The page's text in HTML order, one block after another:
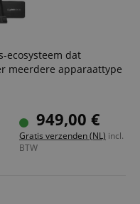
ecosysteem dat
meerdere apparaattype
bedienen met de
shows te
in de moving heads
of plafonds met 3/8-inch
949,00 €
Gratis verzenden (NL) incl.
BTW